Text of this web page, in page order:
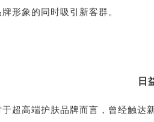
形象的同时吸引新客群。
日
超高端护肤品牌而言，曾经触达